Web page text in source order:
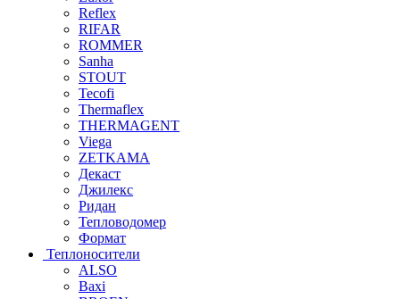
Reflex
RIFAR
ROMMER
Sanha
STOUT
Tecofi
Thermaflex
THERMAGENT
Viega
ZETKAMA
Декаст
Джилекс
Ридан
Тепловодомер
Формат
Теплоносители
ALSO
Baxi